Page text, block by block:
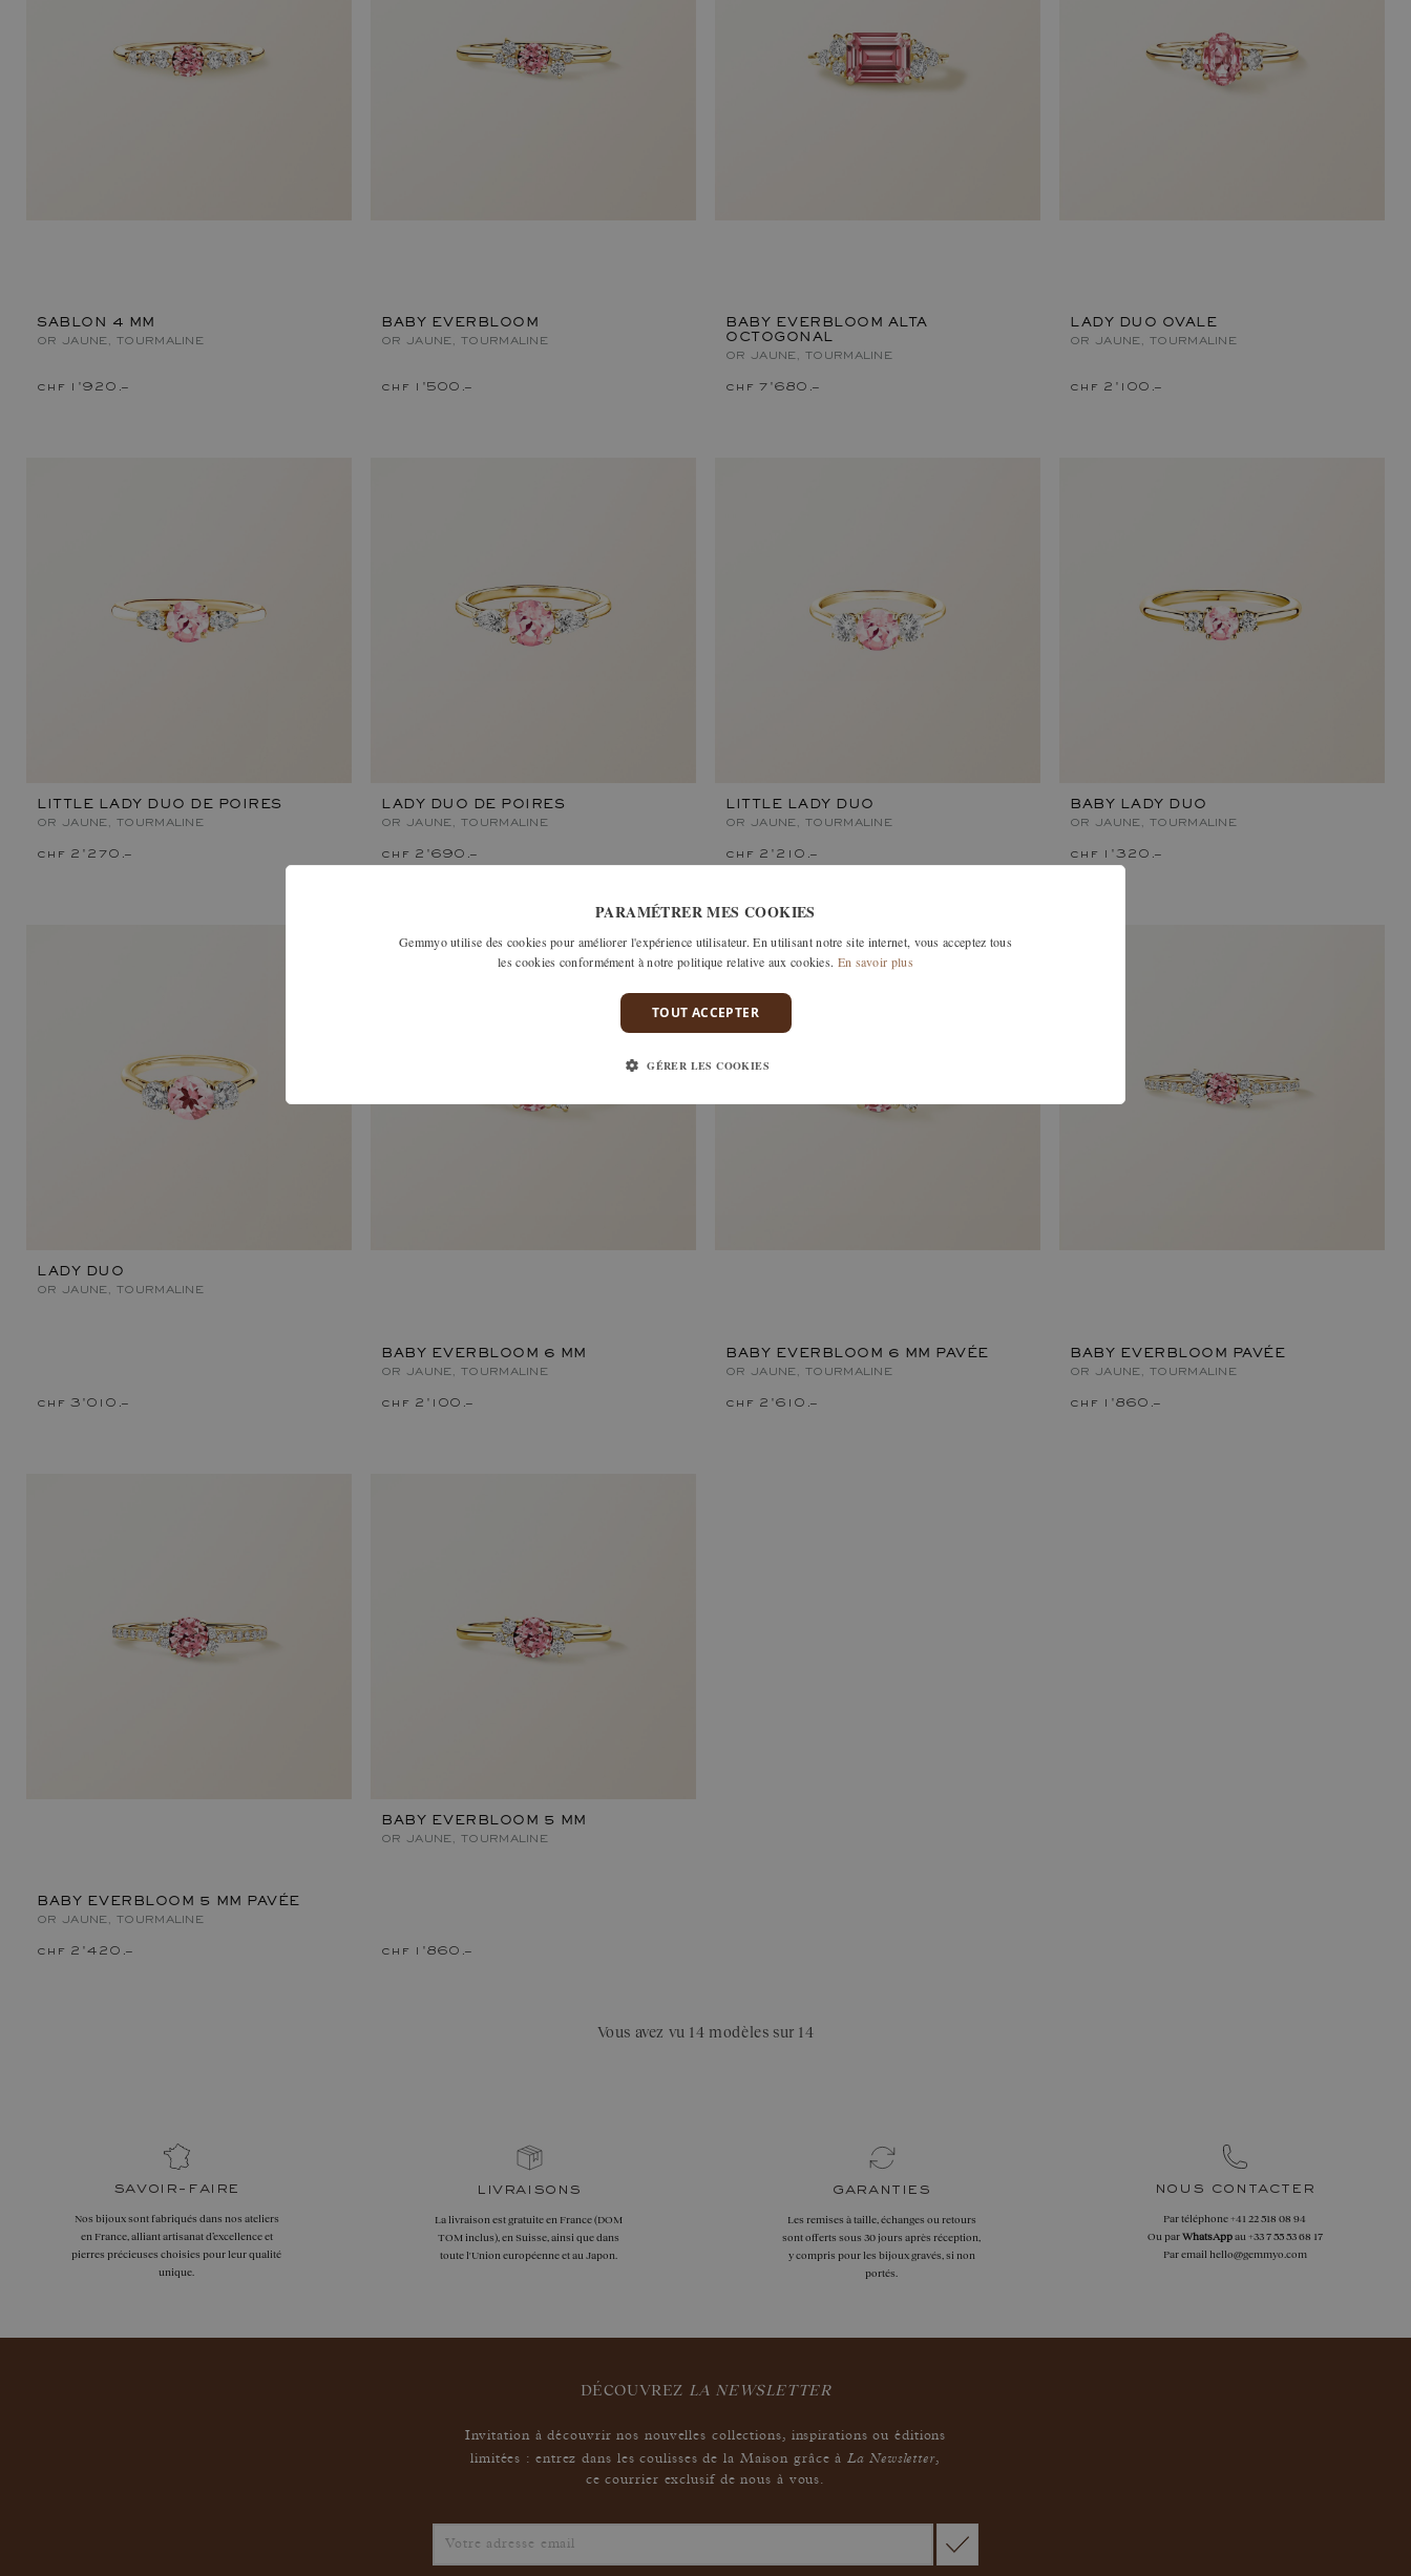
SABLON 4 MM
OR JAUNE, TOURMALINE
chf 1'920.–
BABY EVERBLOOM
OR JAUNE, TOURMALINE
chf 1'500.–
BABY EVERBLOOM ALTA
OCTOGONAL
OR JAUNE, TOURMALINE
chf 7'680.–
LADY DUO OVALE
OR JAUNE, TOURMALINE
chf 2'100.–
LITTLE LADY DUO DE POIRES
OR JAUNE, TOURMALINE
chf 2'270.–
LADY DUO DE POIRES
OR JAUNE, TOURMALINE
chf 2'690.–
LITTLE LADY DUO
OR JAUNE, TOURMALINE
chf 2'210.–
BABY LADY DUO
OR JAUNE, TOURMALINE
chf 1'320.–
LADY DUO
OR JAUNE, TOURMALINE
chf 3'010.–
BABY EVERBLOOM 6 MM
OR JAUNE, TOURMALINE
chf 2'100.–
BABY EVERBLOOM 6 MM PAVÉE
OR JAUNE, TOURMALINE
chf 2'610.–
BABY EVERBLOOM PAVÉE
OR JAUNE, TOURMALINE
chf 1'860.–
BABY EVERBLOOM 5 MM PAVÉE
OR JAUNE, TOURMALINE
chf 2'420.–
BABY EVERBLOOM 5 MM
OR JAUNE, TOURMALINE
chf 1'860.–
Vous avez vu 14 modèles sur 14
savoir-faire
Nos bijoux sont fabriqués dans nos ateliers
en France, alliant artisanat d’excellence et
pierres précieuses choisies pour leur qualité
unique.
livraisons
La livraison est gratuite en France (DOM
TOM inclus), en Suisse, ainsi que dans
toute l'Union européenne et au Japon.
garanties
Les remises à taille, échanges ou retours
sont offerts sous 30 jours après réception,
y compris pour les bijoux gravés, si non
portés.
nous contacter
Par téléphone+41 22 518 08 94
Ou parWhatsAppau+33 7 55 53 68 17
Par email hello@gemmyo.com
DÉCOUVREZ LA NEWSLETTER
Invitation à découvrir nos nouvelles collections, inspirations ou éditions
limitées : entrez dans les coulisses de la Maison grâce àLa Newsletter,
ce courrier exclusif de nous à vous.
PARAMÉTRER MES COOKIES
Gemmyo utilise des cookies pour améliorer l'expérience utilisateur. En utilisant notre site internet, vous acceptez tous
les cookies conformément à notre politique relative aux cookies. En savoir plus
TOUT ACCEPTER
GÉRER LES COOKIES